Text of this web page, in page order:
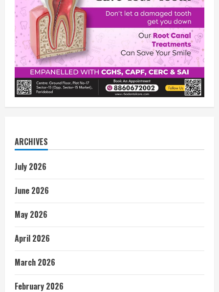
ARCHIVES
July 2026
June 2026
May 2026
April 2026
March 2026
February 2026